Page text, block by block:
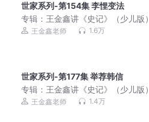
世家系列-第154集 李悝变法
专辑： 王金鑫讲《史记》（少儿版）
王金鑫老师 1.6万
世家系列-第177集 举荐韩信
专辑： 王金鑫讲《史记》（少儿版）
王金鑫老师 1.4万